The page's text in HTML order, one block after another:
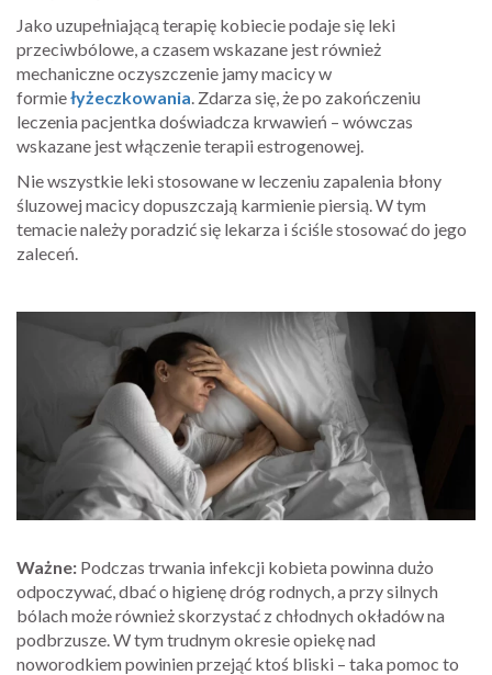
Jako uzupełniającą terapię kobiecie podaje się leki
przeciwbólowe, a czasem wskazane jest również
mechaniczne oczyszczenie jamy macicy w
formiełyżeczkowania. Zdarza się, że po zakończeniu
leczenia pacjentka doświadcza krwawień – wówczas
wskazane jest włączenie terapii estrogenowej.
Nie wszystkie leki stosowane w leczeniu zapalenia błony
śluzowej macicy dopuszczają karmienie piersią. W tym
temacie należy poradzić się lekarza i ściśle stosować do jego
zaleceń.
Ważne: Podczas trwania infekcji kobieta powinna dużo
odpoczywać, dbać o higienę dróg rodnych, a przy silnych
bólach może również skorzystać z chłodnych okładów na
podbrzusze. W tym trudnym okresie opiekę nad
noworodkiem powinien przejąć ktoś bliski – taka pomoc to